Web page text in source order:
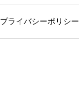
プライバシーポリシー